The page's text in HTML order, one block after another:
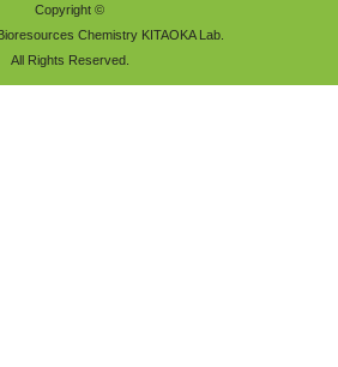
Copyright ©
Chemistry KITAOKA Lab.
All Rights Reserved.